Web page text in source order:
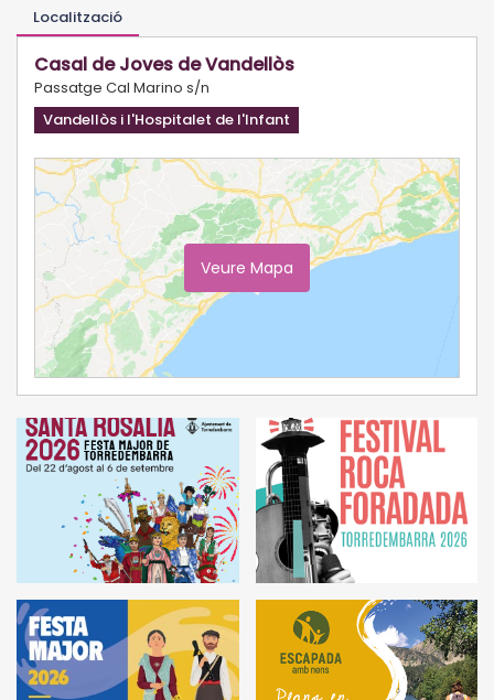
Localització
Casal de Joves de Vandellòs
Passatge Cal Marino s/n
Vandellòs i l'Hospitalet de l'Infant
Veure Mapa